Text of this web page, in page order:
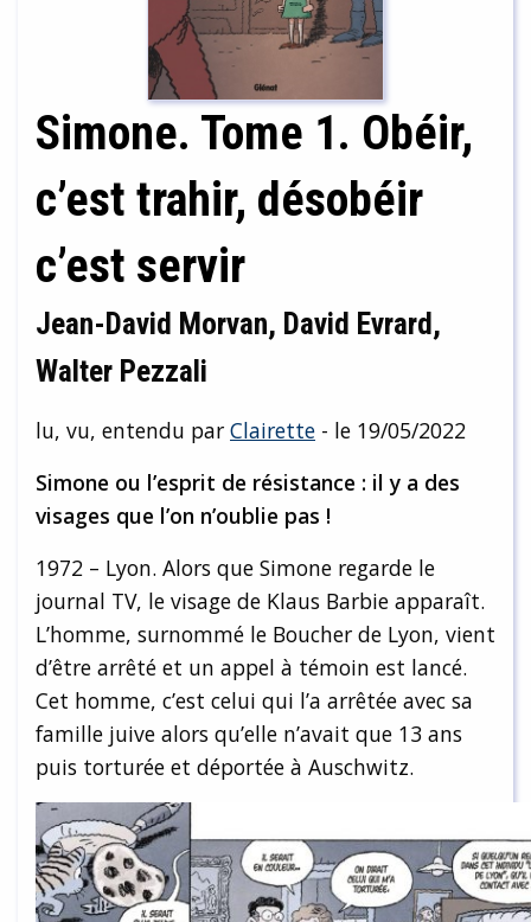
Simone. Tome 1. Obéir,
c’est trahir, désobéir
c’est servir
Jean-David Morvan, David Evrard,
Walter Pezzali
lu, vu, entendu par Clairette - le 19/05/2022
Simone ou l’esprit de résistance : il y a des
visages que l’on n’oublie pas !
1972 – Lyon. Alors que Simone regarde le
journal TV, le visage de Klaus Barbie apparaît.
L’homme, surnommé le Boucher de Lyon, vient
d’être arrêté et un appel à témoin est lancé.
Cet homme, c’est celui qui l’a arrêtée avec sa
famille juive alors qu’elle n’avait que 13 ans
puis torturée et déportée à Auschwitz.